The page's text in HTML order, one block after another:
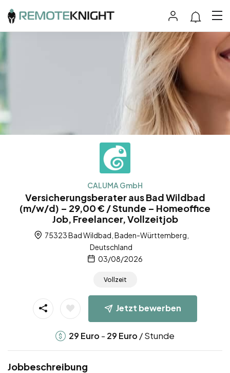
CALUMA GmbH
Versicherungsberater aus Bad Wildbad
(m/w/d) – 29,00 € / Stunde – Homeoffice
Job, Freelancer, Vollzeitjob
75323 Bad Wildbad, Baden-Württemberg,
Deutschland
03/08/2026
Vollzeit
Jetzt bewerben
29 Euro - 29 Euro / Stunde
Jobbeschreibung